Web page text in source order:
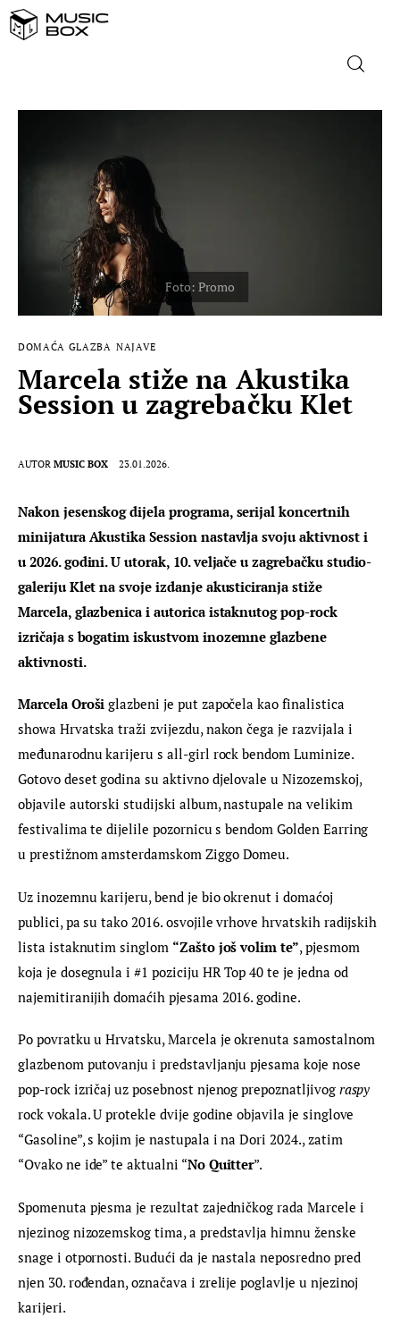
DOMAĆA GLAZBA
STRANA GLAZBA
FILM
MUSIC BOX
DOMAĆA GLAZBA NAJAVE
Marcela stiže na Akustika
Session u zagrebačku Klet
AUTOR MUSIC BOX 23.01.2026.
Nakon jesenskog dijela programa, serijal koncertnih
minijatura Akustika Session nastavlja svoju aktivnost i
u 2026. godini. U utorak, 10. veljače u zagrebačku studio-
galeriju Klet na svoje izdanje akusticiranja stiže
Marcela, glazbenica i autorica istaknutog pop-rock
izričaja s bogatim iskustvom inozemne glazbene
aktivnosti.
Marcela Oroši glazbeni je put započela kao finalistica
showa Hrvatska traži zvijezdu, nakon čega je razvijala i
međunarodnu karijeru s all-girl rock bendom Luminize.
Gotovo deset godina su aktivno djelovale u Nizozemskoj,
objavile autorski studijski album, nastupale na velikim
festivalima te dijelile pozornicu s bendom Golden Earring
u prestižnom amsterdamskom Ziggo Domeu.
Uz inozemnu karijeru, bend je bio okrenut i domaćoj
publici, pa su tako 2016. osvojile vrhove hrvatskih radijskih
lista istaknutim singlom “Zašto još volim te”, pjesmom
koja je dosegnula i #1 poziciju HR Top 40 te je jedna od
najemitiranijih domaćih pjesama 2016. godine.
Po povratku u Hrvatsku, Marcela je okrenuta samostalnom
glazbenom putovanju i predstavljanju pjesama koje nose
pop-rock izričaj uz posebnost njenog prepoznatljivog raspy
rock vokala. U protekle dvije godine objavila je singlove
“Gasoline”, s kojim je nastupala i na Dori 2024., zatim
“Ovako ne ide” te aktualni “No Quitter”.
Spomenuta pjesma je rezultat zajedničkog rada Marcele i
njezinog nizozemskog tima, a predstavlja himnu ženske
snage i otpornosti. Budući da je nastala neposredno pred
njen 30. rođendan, označava i zrelije poglavlje u njezinoj
karijeri.